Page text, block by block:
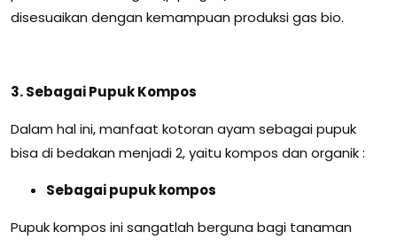
disesuaikan dengan kemampuan produksi gas bio.
3. Sebagai Pupuk Kompos
Dalam hal ini, manfaat kotoran ayam sebagai pupuk
bisa di bedakan menjadi 2, yaitu kompos dan organik :
Sebagai pupuk kompos
Pupuk kompos ini sangatlah berguna bagi tanaman